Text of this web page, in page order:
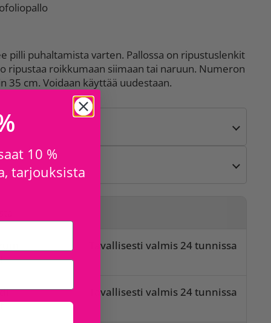
pilli puhaltamista varten. Pallossa on ripustuslenkit
ripustaa roikkumaan siimaan tai naruun. Numeron
35 cm. Voidaan käyttää uudestaan.
Tavallisesti valmis 24 tunnissa
Tavallisesti valmis 24 tunnissa
10 %
tarjouksista